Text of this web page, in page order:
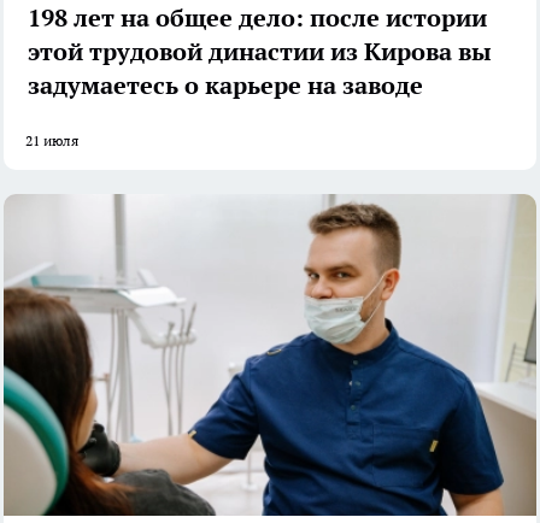
198 лет на общее дело: после истории
этой трудовой династии из Кирова вы
задумаетесь о карьере на заводе
21 июля